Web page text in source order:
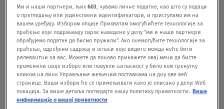
koji su verovali u mene i moje sposobnosti
pomisle da sam slaba", dodala je ona."Anksioznost
je ranija bila stvar koja mi je oduzimala život,
humor, kreativnost, radost, poverenje u samu sebe
i druge stvari. Znam da ona samo želi da me
zaštiti, ali joj ne dajem puno pažnje. I sigurno joj
više ne dopuštam da umesto mene donosi
Ми и наши партнери, њих603, чувамо личне податке, као што су подаци
о прегледању или јединствени идентификатори, и приступамо им на
вашем уређају. Избором опције Прихватам омогућићете технологије за
праћење које подржавају сврхе наведене у делу "ми и наши партнери
обрађујемо податке да бисмо пружили". Ако онемогућите технологије за
праћење, одређени садржај и огласи које видите можда неће бити
релевантни за вас. Можете да поново прикажете овај мени да бисте
променили своје изборе или повукли сагласност у било ком тренутку
кликом на линк Управљање жељеним поставкама на дну ове веб
странице. Ваши избори ће се примењивати како је описано у делу: Wеб
локација. За више детаља погледајте нашу политику приватности. Више
информација о вашој приватности